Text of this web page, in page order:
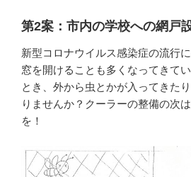
第2案：市内の学校への網戸
新型コロナウイルス感染症の流行
窓を開けることも多くなってきて
とき、外から虫とかが入ってきた
りませんか？クーラーの整備の次
を！